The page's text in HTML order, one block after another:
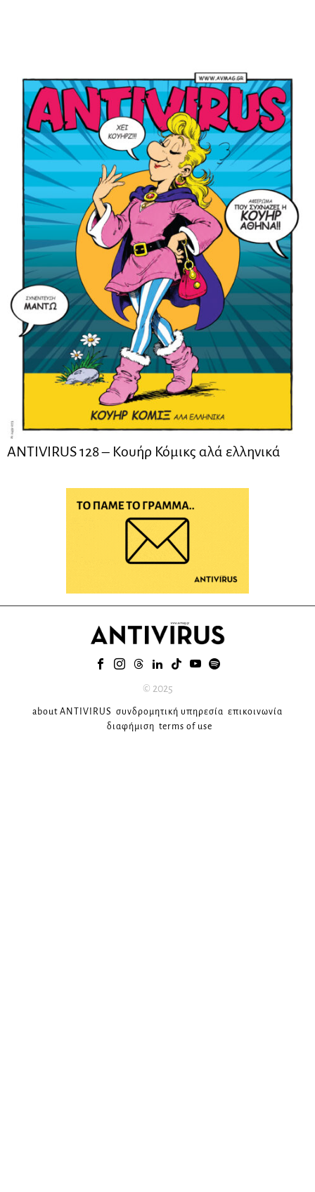
ANTIVIRUS 128 – Kουήρ Κόμικς αλά ελληνικά
© 2025
about ANTIVIRUS συνδρομητική υπηρεσία επικοινωνία
διαφήμιση terms of use